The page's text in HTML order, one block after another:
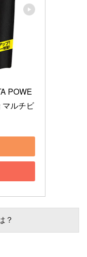
POWE
マルチビ
？